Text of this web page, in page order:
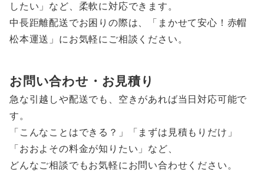
したい」など、柔軟に対応できます。
中長距離配送でお困りの際は、「まかせて安心！赤帽
松本運送」にお気軽にご相談ください。
お問い合わせ・お見積り
急な引越しや配送でも、空きがあれば当日対応可能で
す。
「こんなことはできる？」「まずは見積もりだけ」
「おおよその料金が知りたい」など、
どんなご相談でもお気軽にお問い合わせください。